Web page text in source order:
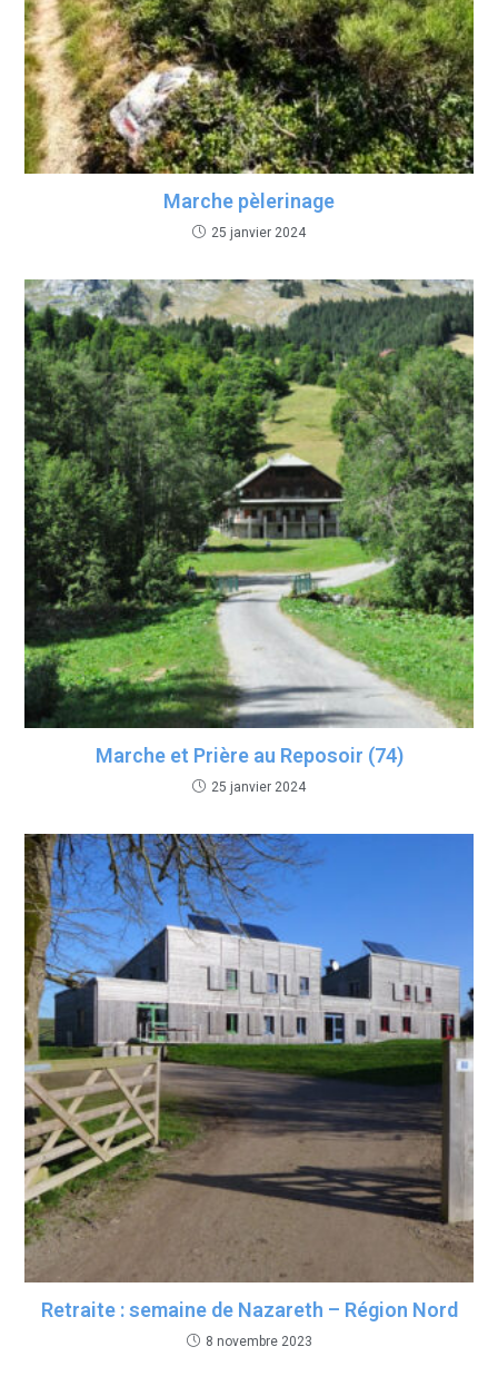
Marche pèlerinage
25 janvier 2024
Marche et Prière au Reposoir (74)
25 janvier 2024
Retraite : semaine de Nazareth – Région Nord
8 novembre 2023